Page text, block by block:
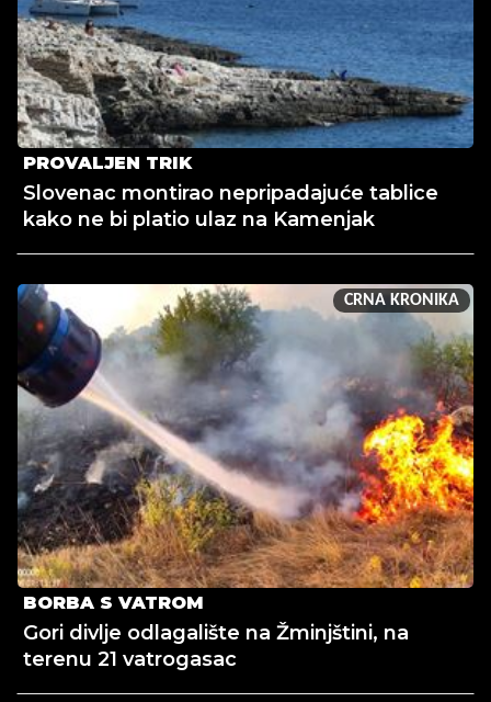
PROVALJEN TRIK
Slovenac montirao nepripadajuće tablice
kako ne bi platio ulaz na Kamenjak
CRNA KRONIKA
BORBA S VATROM
Gori divlje odlagalište na Žminjštini, na
terenu 21 vatrogasac